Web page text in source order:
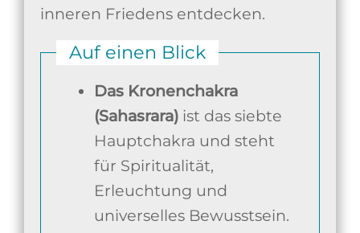
inneren Friedens entdecken.
Auf einen Blick
Das Kronenchakra
(Sahasrara)ist das siebte
Hauptchakra und steht
für Spiritualität,
Erleuchtung und
universelles Bewusstsein.